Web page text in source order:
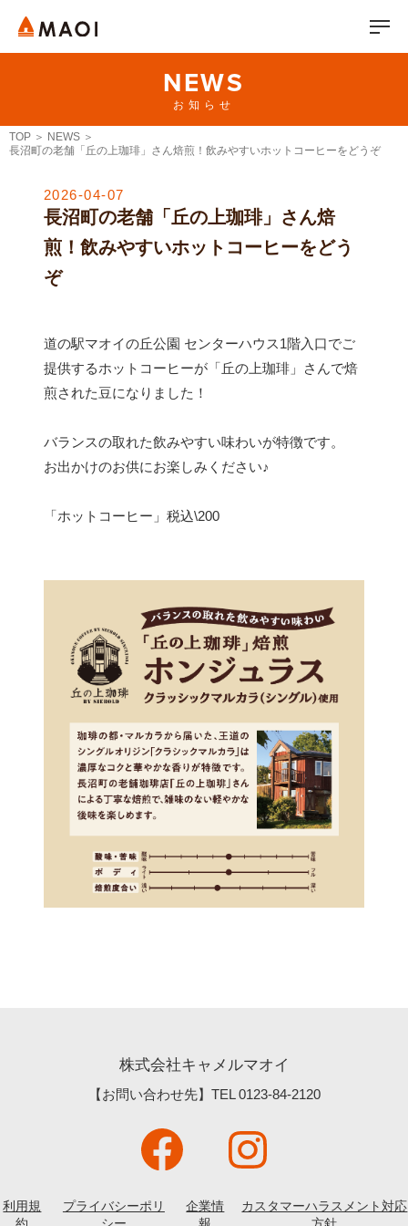
NEWS
お知らせ
TOP
NEWS
長沼町の老舗「丘の上珈琲」さん焙煎！飲みやすいホットコーヒーをどうぞ
2026-04-07
長沼町の老舗「丘の上珈琲」さん焙
煎！飲みやすいホットコーヒーをどう
ぞ
道の駅マオイの丘公園 センターハウス1階入口でご
提供するホットコーヒーが「丘の上珈琲」さんで焙
煎された豆になりました！
バランスの取れた飲みやすい味わいが特徴です。
お出かけのお供にお楽しみください♪
「ホットコーヒー」税込\200
株式会社キャメルマオイ
【お問い合わせ先】TEL 0123-84-2120
利用規
プライバシーポリ
企業情
カスタマーハラスメント対応